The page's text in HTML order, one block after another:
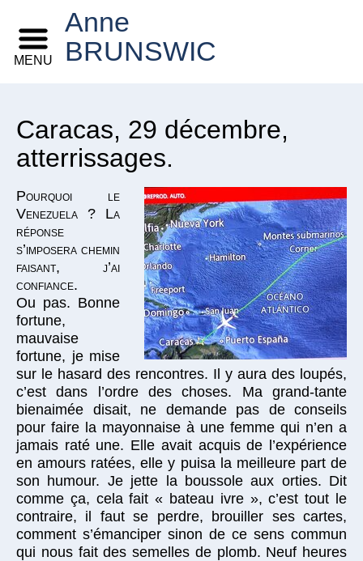
Anne
BRUNSWIC
MENU
Caracas, 29 décembre,
atterrissages.
Pourquoi le
Venezuela ? La
réponse
s’imposera chemin
faisant, j’ai
confiance.
Ou pas. Bonne
fortune,
mauvaise
fortune, je mise
sur le hasard des rencontres. Il y aura des loupés,
c’est dans l’ordre des choses. Ma grand-tante
bienaimée disait, ne demande pas de conseils
pour faire la mayonnaise à une femme qui n’en a
jamais raté une. Elle avait acquis de l’expérience
en amours ratées, elle y puisa la meilleure part de
son humour. Je jette la boussole aux orties. Dit
comme ça, cela fait « bateau ivre », c’est tout le
contraire, il faut se perdre, brouiller ses cartes,
comment s’émanciper sinon de ce sens commun
qui nous fait des semelles de plomb. Neuf heures